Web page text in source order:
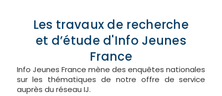
Les travaux de recherche
et d’étude d'Info Jeunes
France
Info Jeunes France mène des enquêtes nationales
sur les thématiques de notre offre de service
auprès du réseau IJ.